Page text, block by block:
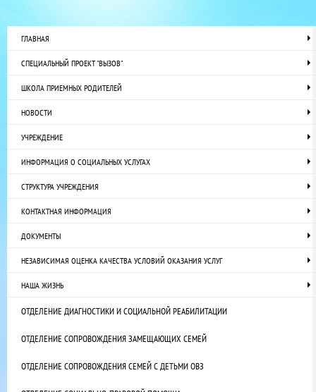
ГЛАВНАЯ
СПЕЦИАЛЬНЫЙ ПРОЕКТ "ВЫЗОВ"
ШКОЛА ПРИЕМНЫХ РОДИТЕЛЕЙ
НОВОСТИ
УЧРЕЖДЕНИЕ
ИНФОРМАЦИЯ О СОЦИАЛЬНЫХ УСЛУГАХ
СТРУКТУРА УЧРЕЖДЕНИЯ
КОНТАКТНАЯ ИНФОРМАЦИЯ
ДОКУМЕНТЫ
НЕЗАВИСИМАЯ ОЦЕНКА КАЧЕСТВА УСЛОВИЙ ОКАЗАНИЯ УСЛУГ
НАША ЖИЗНЬ
ОТДЕЛЕНИЕ ДИАГНОСТИКИ И СОЦИАЛЬНОЙ РЕАБИЛИТАЦИИ
ОТДЕЛЕНИЕ СОПРОВОЖДЕНИЯ ЗАМЕЩАЮЩИХ СЕМЕЙ
ОТДЕЛЕНИЕ СОПРОВОЖДЕНИЯ СЕМЕЙ С ДЕТЬМИ ОВЗ